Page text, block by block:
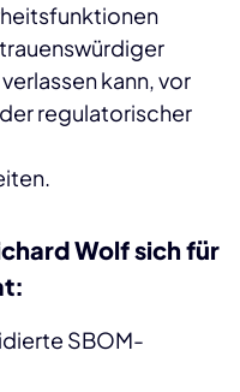
kann, vor
regulatorischer
Wolf sich für
SBOM-